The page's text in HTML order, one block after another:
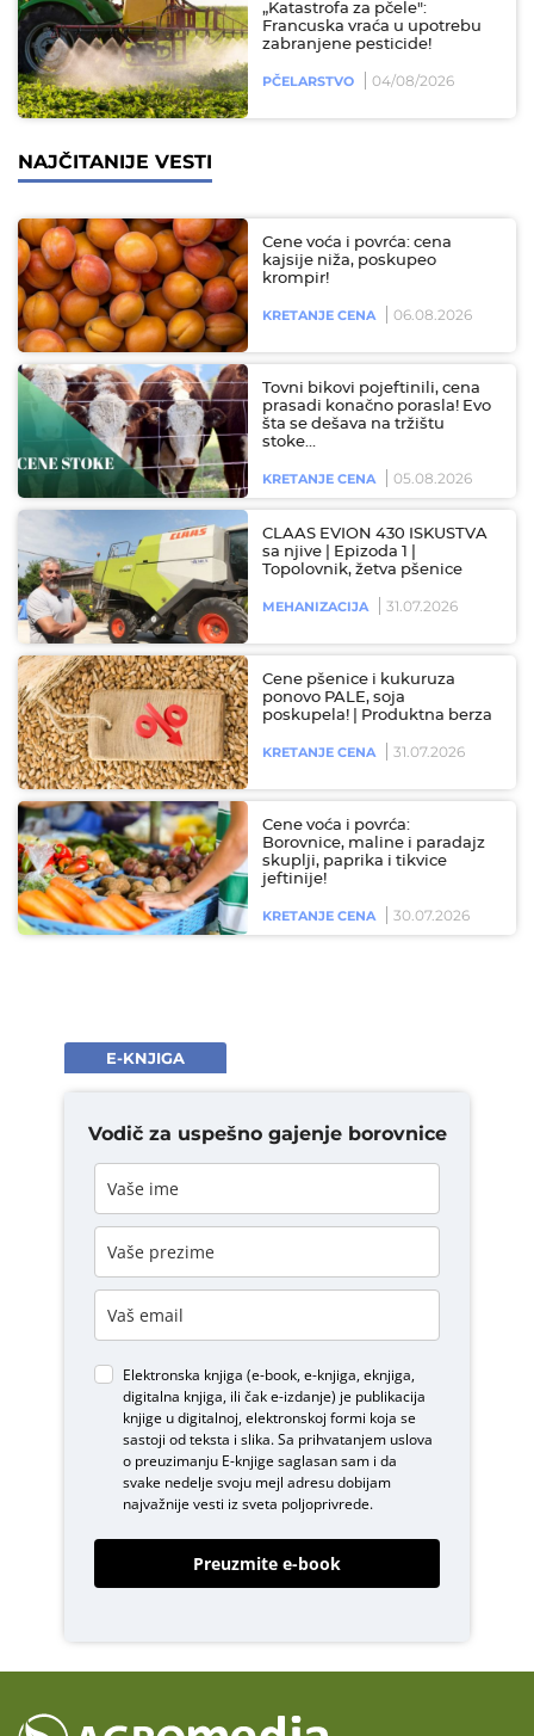
„Katastrofa za pčele":
Francuska vraća u upotrebu
zabranjene pesticide!
PČELARSTVO 04/08/2026
NAJČITANIJE VESTI
Cene voća i povrća: cena
kajsije niža, poskupeo
krompir!
KRETANJE CENA 06.08.2026
Tovni bikovi pojeftinili, cena
prasadi konačno porasla! Evo
šta se dešava na tržištu
stoke…
KRETANJE CENA 05.08.2026
CLAAS EVION 430 ISKUSTVA
sa njive | Epizoda 1 |
Topolovnik, žetva pšenice
MEHANIZACIJA 31.07.2026
Cene pšenice i kukuruza
ponovo PALE, soja
poskupela! | Produktna berza
KRETANJE CENA 31.07.2026
Cene voća i povrća:
Borovnice, maline i paradajz
skuplji, paprika i tikvice
jeftinije!
KRETANJE CENA 30.07.2026
E-KNJIGA
Vodič za uspešno gajenje borovnice
Elektronska knjiga (e-book, e-knjiga, eknjiga,
digitalna knjiga, ili čak e-izdanje) je publikacija
knjige u digitalnoj, elektronskoj formi koja se
sastoji od teksta i slika. Sa prihvatanjem uslova
o preuzimanju E-knjigesaglasan sam i da
svake nedelje svoju mejl adresu dobijam
najvažnije vesti iz sveta poljoprivrede.
Preuzmite e-book